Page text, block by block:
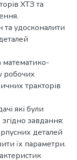
ХТЗ та
та удосконалити
математико-
робочих
тракторів
які були
завдання:
деталей
їх параметри.